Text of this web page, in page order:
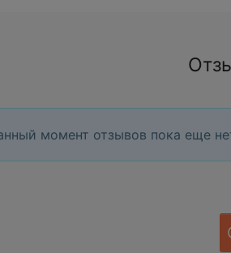
момент отзывов пока еще